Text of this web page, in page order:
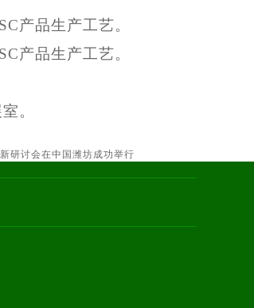
产品生产工艺。
产品生产工艺。
。
研讨会在中国潍坊成功举行